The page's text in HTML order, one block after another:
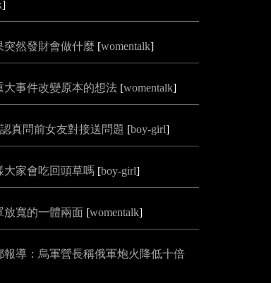
]
突然發財會做什麼 [womentalk]
大事件改變原本的想法 [womentalk]
真問前女友對接送問題 [boy-girl]
大家會吃回頭草嗎 [boy-girl]
放寬的一體兩面 [womentalk]
報導：烏軍營長稱俄軍炮火降低十倍